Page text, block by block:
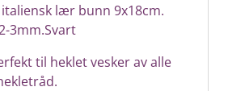
italiensk lær bunn 9x18cm.
3mm.Svart
til heklet vesker av alle